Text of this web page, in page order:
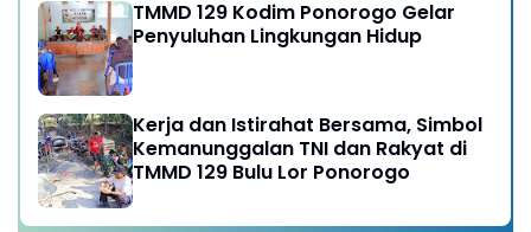
TMMD 129 Kodim Ponorogo Gelar
Penyuluhan Lingkungan Hidup
Kerja dan Istirahat Bersama, Simbol
Kemanunggalan TNI dan Rakyat di
TMMD 129 Bulu Lor Ponorogo